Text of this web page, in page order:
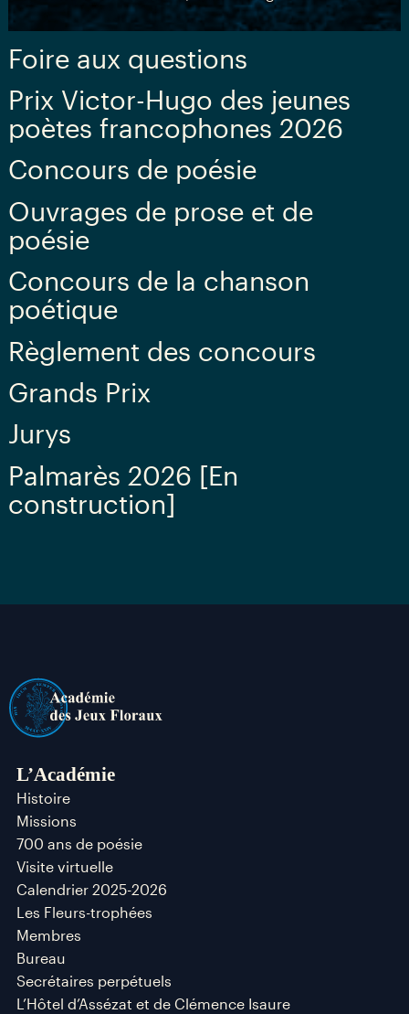
Foire aux questions
Prix Victor-Hugo des jeunes
poètes francophones 2026
Concours de poésie
Ouvrages de prose et de
poésie
Concours de la chanson
poétique
Règlement des concours
Grands Prix
Jurys
Palmarès 2026 [En
construction]
L’Académie
Histoire
Missions
700 ans de poésie
Visite virtuelle
Calendrier 2025-2026
Les Fleurs-trophées
Membres
Bureau
Secrétaires perpétuels
L’Hôtel d’Assézat et de Clémence Isaure